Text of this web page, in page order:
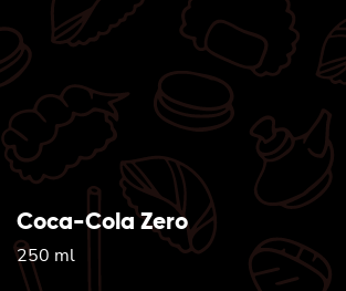
Coca-Cola Zero
250 ml